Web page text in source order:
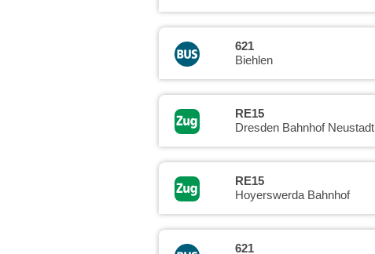
621
Biehlen
RE15
Dresden Bahnhof Neustadt
RE15
Hoyerswerda Bahnhof
621